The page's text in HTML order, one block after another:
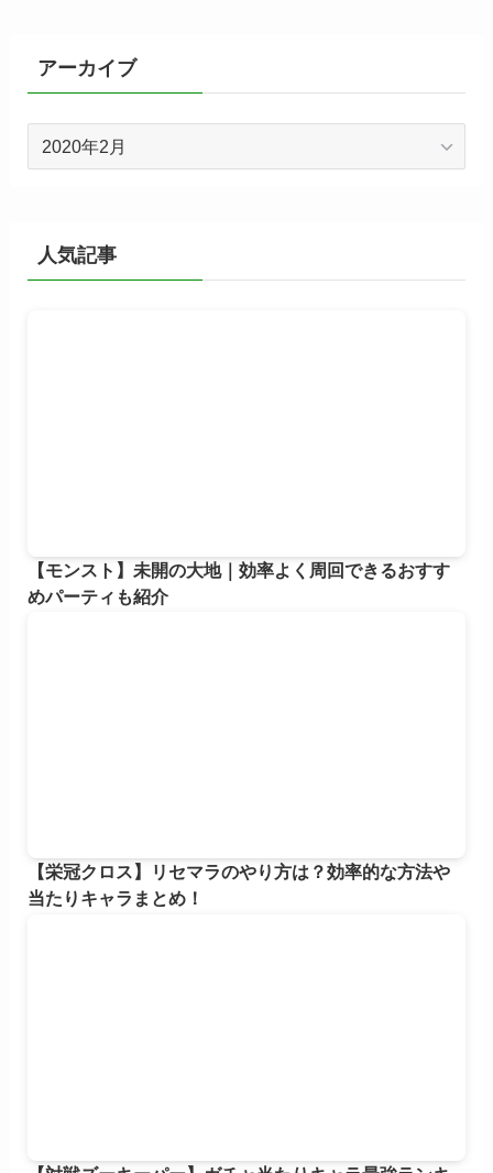
ーアーカイブ
人気記事
【モンスト】未開の大地｜効率よく周回できるおすす
めパーティも紹介
【栄冠クロス】リセマラのやり方は？効率的な方法や
当たりキャラまとめ！